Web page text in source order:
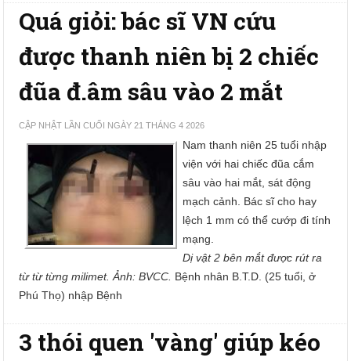
Quá giỏi: bác sĩ VN cứu
được thanh niên bị 2 chiếc
đũa đ.âm sâu vào 2 mắt
CẬP NHẬT LẦN CUỐI NGÀY 21 THÁNG 4 2026
Nam thanh niên 25 tuổi nhập
viện với hai chiếc đũa cắm
sâu vào hai mắt, sát động
mạch cảnh. Bác sĩ cho hay
lệch 1 mm có thể cướp đi tính
mạng.
Dị vật 2 bên mắt được rút ra
từ từ từng milimet. Ảnh: BVCC. Bệnh nhân B.T.D. (25 tuổi, ở
Phú Thọ) nhập Bệnh
3 thói quen 'vàng' giúp kéo